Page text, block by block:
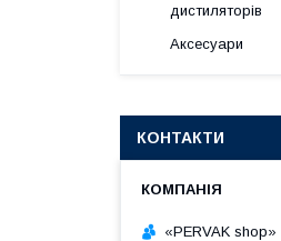
дистиляторів
Аксесуари
КОНТАКТИ
«PERVAK shop»